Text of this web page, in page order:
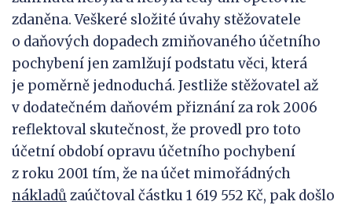
zdaněna. Veškeré složité úvahy stěžovatele
o daňových dopadech zmiňovaného účetního
pochybení jen zamlžují podstatu věci, která
je poměrně jednoduchá. Jestliže stěžovatel až
v dodatečném daňovém přiznání za rok 2006
reflektoval skutečnost, že provedl pro toto
účetní období opravu účetního pochybení
z roku 2001 tím, že na účet mimořádných
nákladů zaúčtoval částku 1 619 552 Kč, pak došlo